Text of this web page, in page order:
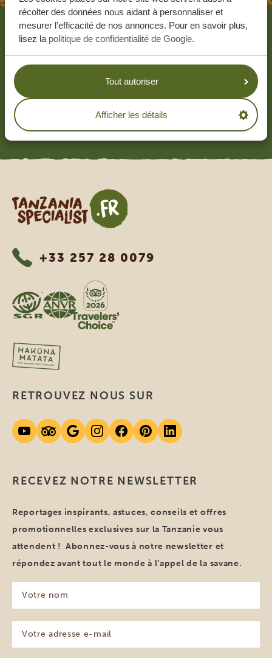
récolter des données nous aidant à personnaliser et
mesurer l’efficacité de nos annonces. Pour en savoir plus,
lisez la politique de confidentialité de Google.
Tout autoriser
Afficher les détails
Footer
NOS CLIENTS PARLENT DE TANZANIA
SPECIALIST
4833+ avis
EN LIRE PLUS
Tanzania Specialist
+33 257 28 0079
RECEVEZ NOTRE NEWSLETTER
Reportages inspirants, astuces, conseils et offres
promotionnelles exclusives sur la Tanzanie vous
attendent ! Abonnez-vous à notre newsletter et
répondez avant tout le monde à l’appel de la savane.
nom
(Nécessaire)
adresse
e-
RETROUVEZ NOUS SUR